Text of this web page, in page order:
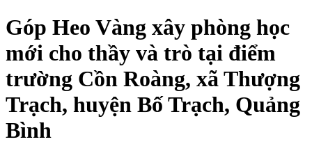
Góp Heo Vàng xây phòng học
mới cho thầy và trò tại điểm
trường Cồn Roàng, xã Thượng
Trạch, huyện Bố Trạch, Quảng
Bình